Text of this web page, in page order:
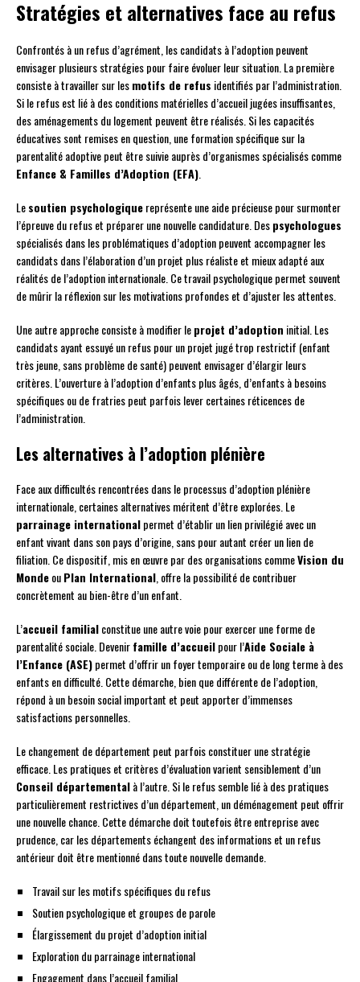
Stratégies et alternatives face au refus
Confrontés à un refus d’agrément, les candidats à l’adoption peuvent
envisager plusieurs stratégies pour faire évoluer leur situation. La première
consiste à travailler sur lesmotifs de refus identifiés par l’administration.
Si le refus est lié à des conditions matérielles d’accueil jugées insuffisantes,
des aménagements du logement peuvent être réalisés. Si les capacités
éducatives sont remises en question, une formation spécifique sur la
parentalité adoptive peut être suivie auprès d’organismes spécialisés comme
Enfance & Familles d’Adoption (EFA).
Lesoutien psychologiquereprésente une aide précieuse pour surmonter
l’épreuve du refus et préparer une nouvelle candidature. Despsychologues
spécialisés dans les problématiques d’adoption peuvent accompagner les
candidats dans l’élaboration d’un projet plus réaliste et mieux adapté aux
réalités de l’adoption internationale. Ce travail psychologique permet souvent
de mûrir la réflexion sur les motivations profondes et d’ajuster les attentes.
Une autre approche consiste à modifier leprojet d’adoption initial. Les
candidats ayant essuyé un refus pour un projet jugé trop restrictif (enfant
très jeune, sans problème de santé) peuvent envisager d’élargir leurs
critères. L’ouverture à l’adoption d’enfants plus âgés, d’enfants à besoins
spécifiques ou de fratries peut parfois lever certaines réticences de
l’administration.
Les alternatives à l’adoption plénière
Face aux difficultés rencontrées dans le processus d’adoption plénière
internationale, certaines alternatives méritent d’être explorées. Le
parrainage internationalpermet d’établir un lien privilégié avec un
enfant vivant dans son pays d’origine, sans pour autant créer un lien de
filiation. Ce dispositif, mis en œuvre par des organisations commeVision du
MondeouPlan International, offre la possibilité de contribuer
concrètement au bien-être d’un enfant.
L’accueil familialconstitue une autre voie pour exercer une forme de
parentalité sociale. Devenirfamille d’accueilpour l’Aide Sociale à
l’Enfance (ASE)permet d’offrir un foyer temporaire ou de long terme à des
enfants en difficulté. Cette démarche, bien que différente de l’adoption,
répond à un besoin social important et peut apporter d’immenses
satisfactions personnelles.
Le changement de département peut parfois constituer une stratégie
efficace. Les pratiques et critères d’évaluation varient sensiblement d’un
Conseil départementalà l’autre. Si le refus semble lié à des pratiques
particulièrement restrictives d’un département, un déménagement peut offrir
une nouvelle chance. Cette démarche doit toutefois être entreprise avec
prudence, car les départements échangent des informations et un refus
antérieur doit être mentionné dans toute nouvelle demande.
Travail sur les motifs spécifiques du refus
Soutien psychologique et groupes de parole
Élargissement du projet d’adoption initial
Exploration du parrainage international
Engagement dans l’accueil familial